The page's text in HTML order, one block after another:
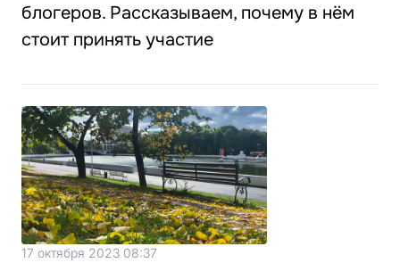
блогеров. Рассказываем, почему в нём
стоит принять участие
17 октября 2023 08:37